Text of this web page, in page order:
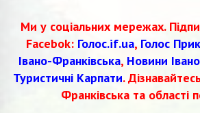
Ми у соціальних мережах.
Facebok: Голос.if.ua, Голос
Івано-Франківська, Новини
Туристичні Карпати.
Франківська та області